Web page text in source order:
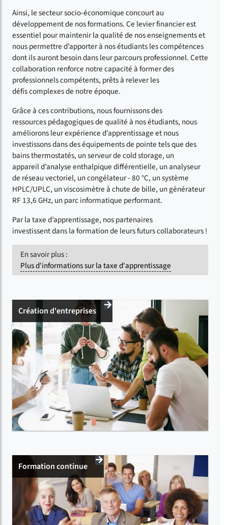
Ainsi, le secteur socio-économique concourt au
développement de nos formations. Ce levier financier est
essentiel pour maintenir la qualité de nos enseignements et
nous permettre d’apporter à nos étudiants les compétences
dont ils auront besoin dans leur parcours professionnel. Cette
collaboration renforce notre capacité à former des
professionnels compétents, prêts à relever les
défis complexes de notre époque.
Grâce à ces contributions, nous fournissons des
ressources pédagogiques de qualité à nos étudiants, nous
améliorons leur expérience d’apprentissage et nous
investissons dans des équipements de pointe tels que des
bains thermostatés, un serveur de cold storage, un
appareil d’analyse enthalpique différentielle, un analyseur
de réseau vectoriel, un congélateur - 80 °C, un système
HPLC/UPLC, un viscosimètre à chute de bille, un générateur
RF 13,6 GHz, un parc informatique performant.
Par la taxe d’apprentissage, nos partenaires
investissent dans la formation de leurs futurs collaborateurs !
En savoir plus :
Plus d'informations sur la taxe d'apprentissage
Création d'entreprises
Formation continue